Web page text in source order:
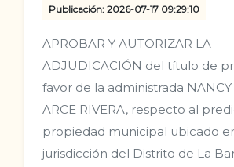
Publicación: 2026-07-17 09:29:10
APROBAR Y AUTORIZAR LA
ADJUDICACIÓN del título de
favor de la administrada NANCY
ARCE RIVERA, respecto al
propiedad municipal ubicado
jurisdicción del Distrito de La